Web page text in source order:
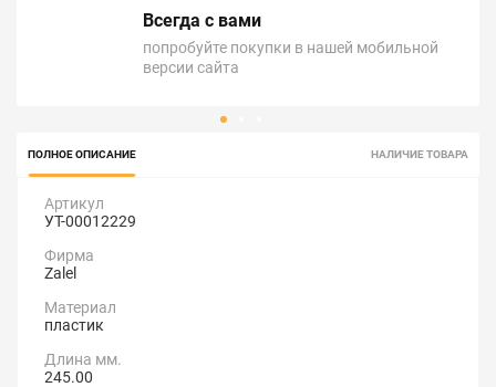
Всегда с вами
попробуйте покупки в нашей мобильной
версии сайта
ПОЛНОЕ ОПИСАНИЕ НАЛИЧИЕ ТОВАРА
Артикул
УТ-00012229
Фирма
Zalel
Материал
пластик
Длина мм.
245.00